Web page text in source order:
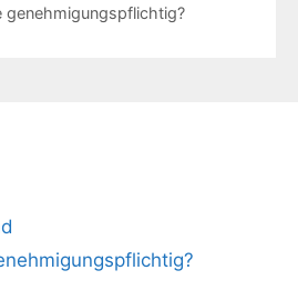
genehmigungspflichtig?